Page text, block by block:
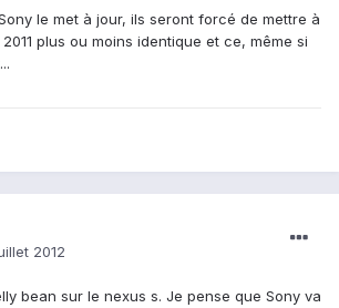
le met à jour, ils seront forcé de mettre à
plus ou moins identique et ce, même si
2012
bean sur le nexus s. Je pense que Sony va